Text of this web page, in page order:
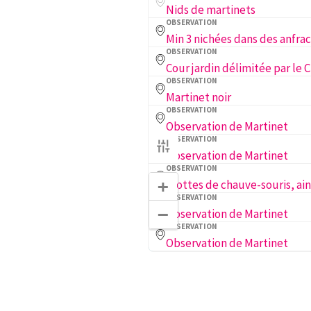
Nids de martinets
OBSERVATION
OBSERVATION
OBSERVATION
Martinet noir
OBSERVATION
Observation de Martinet
OBSERVATION
Observation de Martinet
OBSERVATION
OBSERVATION
Observation de Martinet
OBSERVATION
Observation de Martinet
+
−